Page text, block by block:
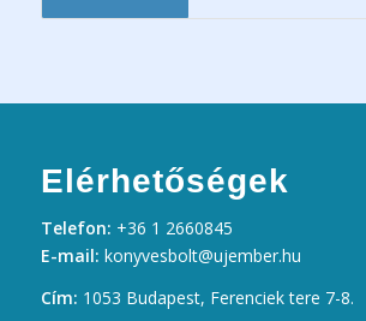
Elérhetőségek
Telefon: +36 1 2660845
E-mail: konyvesbolt@ujember.hu
Cím: 1053 Budapest, Ferenciek tere 7-8.